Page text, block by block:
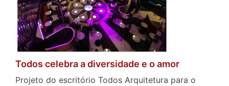
Todos celebra a diversidade e o amor
Projeto do escritório Todos Arquitetura para o